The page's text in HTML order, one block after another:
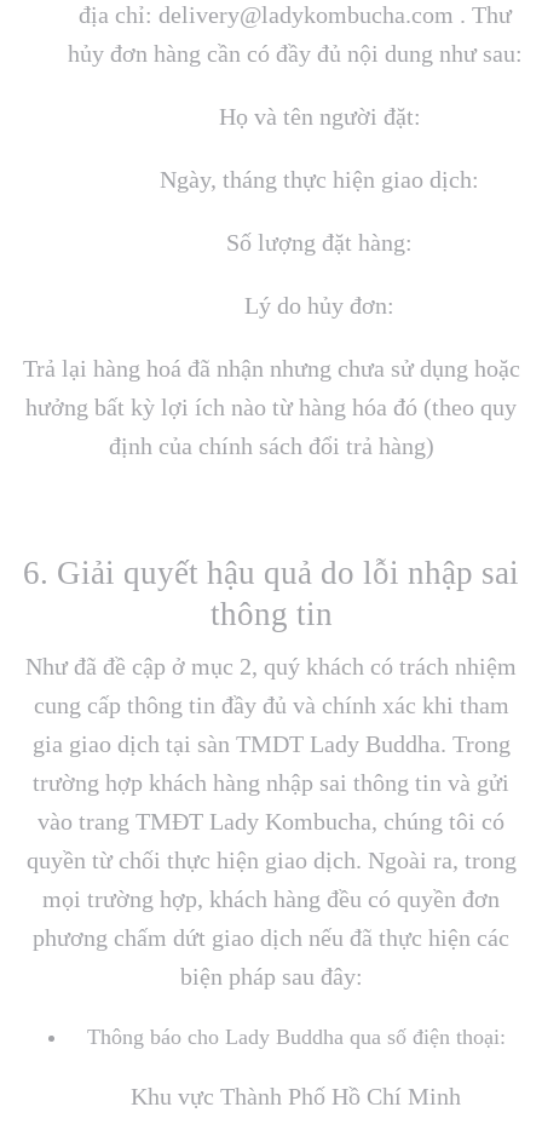
địa chỉ: delivery@ladykombucha.com . Thư
hủy đơn hàng cần có đầy đủ nội dung như sau:
Họ và tên người đặt:
Ngày, tháng thực hiện giao dịch:
Số lượng đặt hàng:
Lý do hủy đơn:
Trả lại hàng hoá đã nhận nhưng chưa sử dụng hoặc
hưởng bất kỳ lợi ích nào từ hàng hóa đó (theo quy
định của chính sách đổi trả hàng)
6. Giải quyết hậu quả do lỗi nhập sai
thông tin
Như đã đề cập ở mục 2, quý khách có trách nhiệm
cung cấp thông tin đầy đủ và chính xác khi tham
gia giao dịch tại sàn TMDT Lady Buddha. Trong
trường hợp khách hàng nhập sai thông tin và gửi
vào trang TMĐT Lady Kombucha, chúng tôi có
quyền từ chối thực hiện giao dịch. Ngoài ra, trong
mọi trường hợp, khách hàng đều có quyền đơn
phương chấm dứt giao dịch nếu đã thực hiện các
biện pháp sau đây:
Thông báo cho Lady Buddha qua số điện thoại:
Khu vực Thành Phố Hồ Chí Minh